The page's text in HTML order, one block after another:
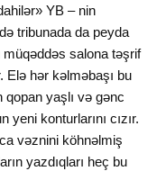
YB – nin
tribunada da peyda
müqəddəs salona təşrif
Elə hər kəlməbaşı bu
yaşlı və gənc
konturlarını cızır.
vəznini köhnəlmiş
yazdıqları heç bu